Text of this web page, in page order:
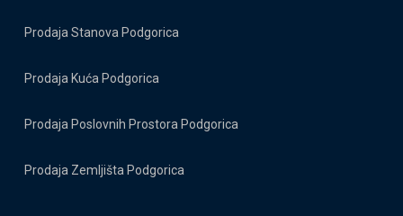
Prodaja Stanova Podgorica
Prodaja Kuća Podgorica
Prodaja Poslovnih Prostora Podgorica
Prodaja Zemljišta Podgorica